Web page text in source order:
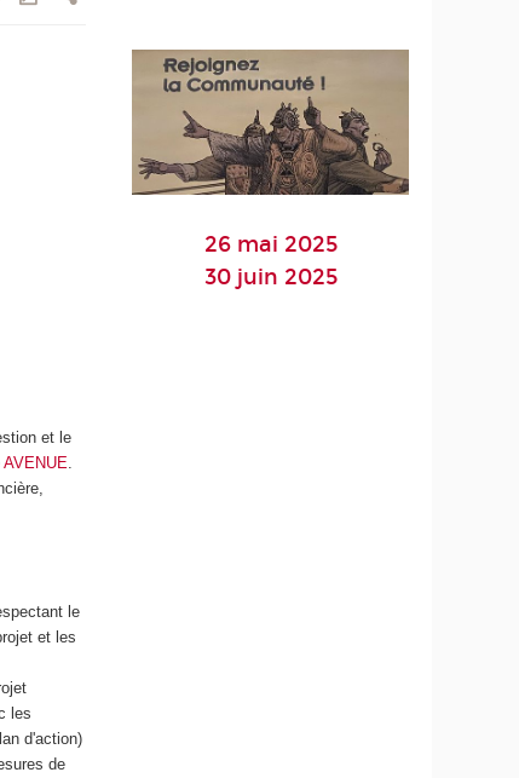
et le
AVENUE
le
et les
les
d'action)
de
26 mai 2025
30 juin 2025